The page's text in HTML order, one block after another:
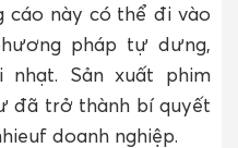
cáo này có thể đi vào
pháp tự dưng,
nhạt. Sản xuất phim
đã trở thành bí quyết
doanh nghiệp.